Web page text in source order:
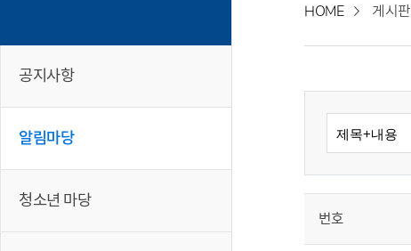
공지사항
알림마당
청소년 마당
HOME 게시판
번호